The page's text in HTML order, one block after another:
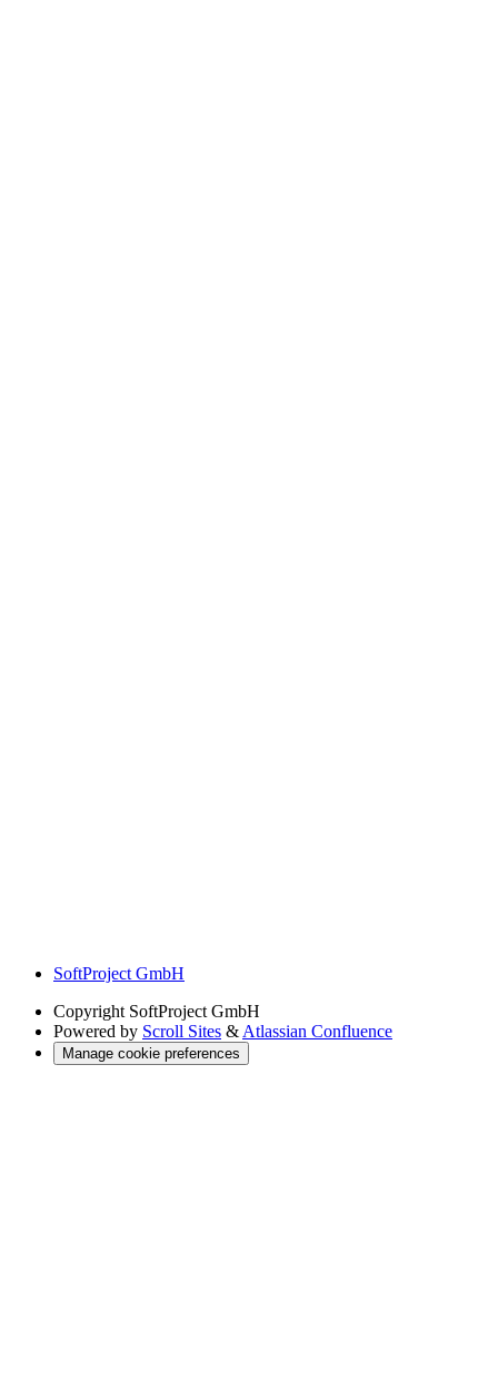
SoftProject GmbH
Copyright SoftProject GmbH
Powered by Scroll Sites & Atlassian Confluence
Manage cookie preferences